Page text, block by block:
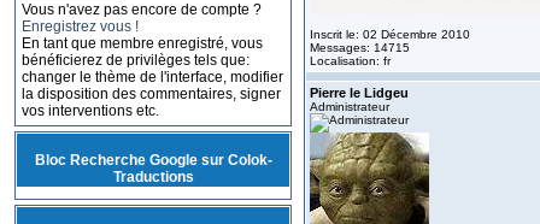
Vous n'avez pas encore de compte ?
Enregistrez vous !
En tant que membre enregistré, vous
bénéficierez de privilèges tels que:
changer le thème de l'interface, modifier
la disposition des commentaires, signer
vos interventions etc.
Bloc Recherche Google sur Colok-
Traductions
Inscrit le: 02 Décembre 2010
Messages: 14715
Localisation: fr
Pierre le Lidgeu
Administrateur